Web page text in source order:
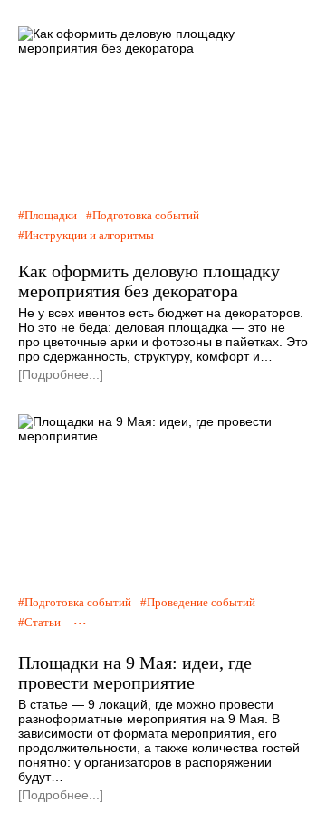
Площадки
Подготовка событий
Инструкции и алгоритмы
Как оформить деловую площадку
мероприятия без декоратора
Не у всех ивентов есть бюджет на декораторов.
Но это не беда: деловая площадка — это не
про цветочные арки и фотозоны в пайетках. Это
про сдержанность, структуру, комфорт и…
[Подробнее...]
Подготовка событий
Проведение событий
Статьи
...
Площадки на 9 Мая: идеи, где
провести мероприятие
В статье — 9 локаций, где можно провести
разноформатные мероприятия на 9 Мая. В
зависимости от формата мероприятия, его
продолжительности, а также количества гостей
понятно: у организаторов в распоряжении
будут…
[Подробнее...]